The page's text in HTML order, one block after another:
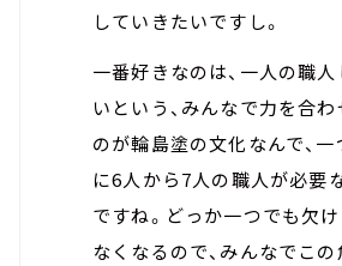
していきたいですし。
一番好きなのは、一人の職
いという、みんなで力を合
のが輪島塗の文化なんで、
に6人から7人の職人が必要
ですね。どっか一つでも欠
なくなるので、みんなでこ